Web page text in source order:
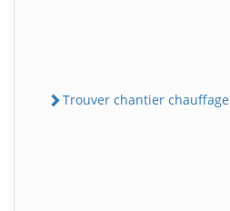
Trouver chantier chauffage